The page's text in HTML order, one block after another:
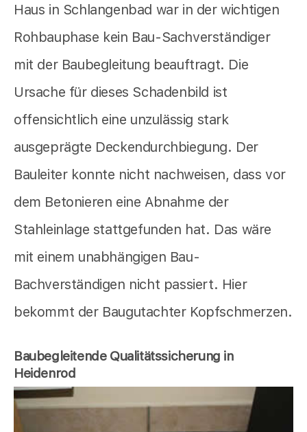
Haus in Schlangenbad war in der wichtigen
Rohbauphase kein Bau-Sachverständiger
mit der Baubegleitung beauftragt. Die
Ursache für dieses Schadenbild ist
offensichtlich eine unzulässig stark
ausgeprägte Deckendurchbiegung. Der
Bauleiter konnte nicht nachweisen, dass vor
dem Betonieren eine Abnahme der
Stahleinlage stattgefunden hat. Das wäre
mit einem unabhängigen Bau-
Bachverständigen nicht passiert. Hier
bekommt der Baugutachter Kopfschmerzen.
Baubegleitende Qualitätssicherung in
Heidenrod